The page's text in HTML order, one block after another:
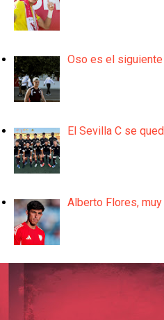
Oso es el
El Sevilla C se
Alberto Flores,